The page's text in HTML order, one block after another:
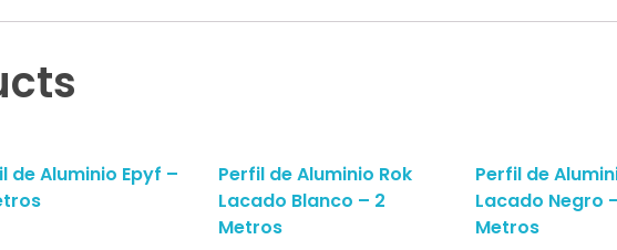
de Aluminio Epyf –
Perfil de Aluminio Rok
Lacado Blanco – 2
Metros
Perfil de
Lacado Negro
Metros